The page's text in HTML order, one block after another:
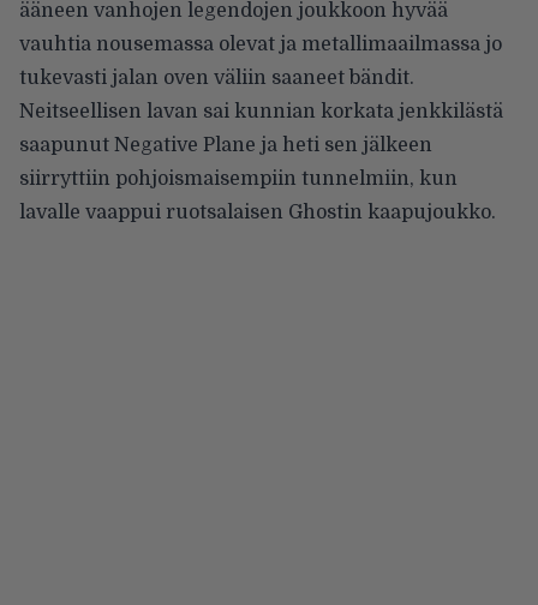
ääneen vanhojen legendojen joukkoon hyvää
vauhtia nousemassa olevat ja metallimaailmassa jo
tukevasti jalan oven väliin saaneet bändit.
Neitseellisen lavan sai kunnian korkata jenkkilästä
saapunut Negative Plane ja heti sen jälkeen
siirryttiin pohjoismaisempiin tunnelmiin, kun
lavalle vaappui ruotsalaisen Ghostin kaapujoukko.